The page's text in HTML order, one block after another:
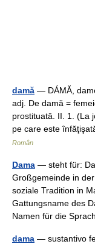
damă — DÁMĂ,
adj. De damă =
prostituată. II. 1. (La
pe care este
Român
Dama — steht für:
Großgemeinde in
soziale Tradition in
Gattungsname des
Namen für die
dama — sustantivo